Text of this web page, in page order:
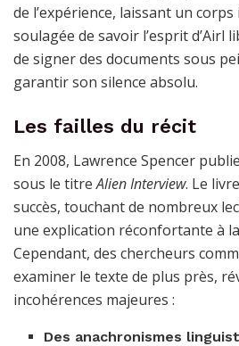
de l’expérience, laissant un
soulagée de savoir l’esprit d’Airl
de signer des documents sous
garantir son silence absolu.
Les failles du récit
En 2008, Lawrence Spencer
sous le titreAlien Interview. Le
succès, touchant de nombreux
une explication réconfortante à
Cependant, des chercheurs
examiner le texte de plus près,
incohérences majeures :
Des anachronismes